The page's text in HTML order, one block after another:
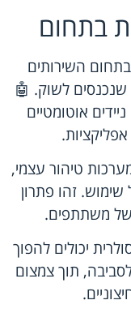
בתחום
השירותים
שנכנסים לשוק. 🤖
אוטומטיים
טיהור עצמי,
זהו פתרון
של משתתפים.
יכולים להפוך
תוך צמצום